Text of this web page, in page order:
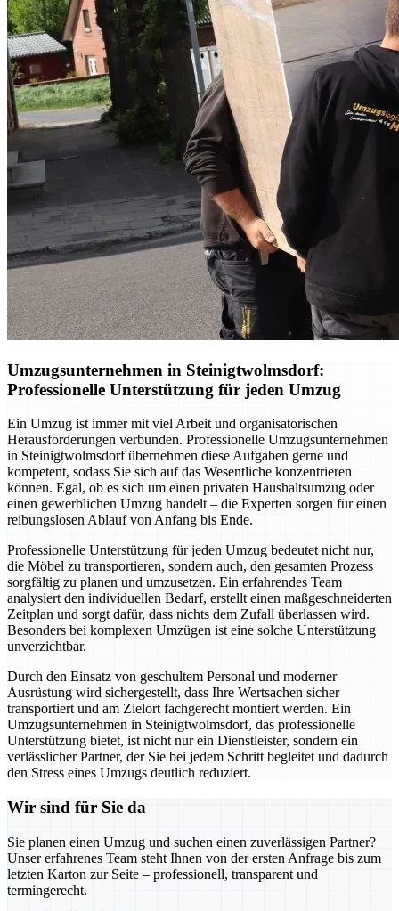
Umzugsunternehmen in Steinigtwolmsdorf:
Professionelle Unterstützung für jeden Umzug
Ein Umzug ist immer mit viel Arbeit und organisatorischen
Herausforderungen verbunden. Professionelle Umzugsunternehmen
in Steinigtwolmsdorf übernehmen diese Aufgaben gerne und
kompetent, sodass Sie sich auf das Wesentliche konzentrieren
können. Egal, ob es sich um einen privaten Haushaltsumzug oder
einen gewerblichen Umzug handelt – die Experten sorgen für einen
reibungslosen Ablauf von Anfang bis Ende.
Professionelle Unterstützung für jeden Umzug bedeutet nicht nur,
die Möbel zu transportieren, sondern auch, den gesamten Prozess
sorgfältig zu planen und umzusetzen. Ein erfahrendes Team
analysiert den individuellen Bedarf, erstellt einen maßgeschneiderten
Zeitplan und sorgt dafür, dass nichts dem Zufall überlassen wird.
Besonders bei komplexen Umzügen ist eine solche Unterstützung
unverzichtbar.
Durch den Einsatz von geschultem Personal und moderner
Ausrüstung wird sichergestellt, dass Ihre Wertsachen sicher
transportiert und am Zielort fachgerecht montiert werden. Ein
Umzugsunternehmen in Steinigtwolmsdorf, das professionelle
Unterstützung bietet, ist nicht nur ein Dienstleister, sondern ein
verlässlicher Partner, der Sie bei jedem Schritt begleitet und dadurch
den Stress eines Umzugs deutlich reduziert.
Wir sind für Sie da
Sie planen einen Umzug und suchen einen zuverlässigen Partner?
Unser erfahrenes Team steht Ihnen von der ersten Anfrage bis zum
letzten Karton zur Seite – professionell, transparent und
termingerecht.